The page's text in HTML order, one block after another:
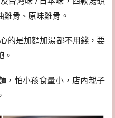
骨、原味雞骨。
的是加麵加湯都不用錢，要
。
，怕小孩食量小，店內親子